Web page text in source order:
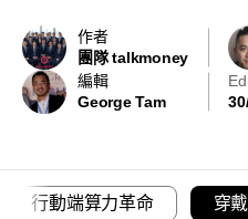
貸款
虛擬貨幣
作者
團隊 talkmoney
編輯
George Tam
行動端算力革命 穿